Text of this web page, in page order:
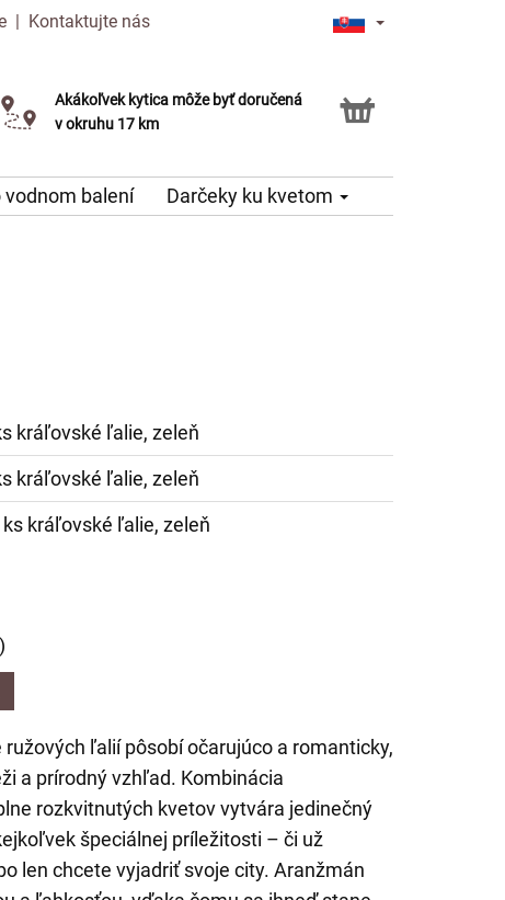
| Kontaktujte nás
Akákoľvek kytica môže byť doručená
v okruhu 17 km
Služba Click & Collect
vodnom balení Darčeky ku kvetom
kráľovské ľalie, zeleň
kráľovské ľalie, zeleň
ks kráľovské ľalie, zeleň
ľalií pôsobí očarujúco a romanticky,
a prírodný vzhľad. Kombinácia
rozkvitnutých kvetov vytvára jedinečný
špeciálnej príležitosti – či už
len chcete vyjadriť svoje city. Aranžmán